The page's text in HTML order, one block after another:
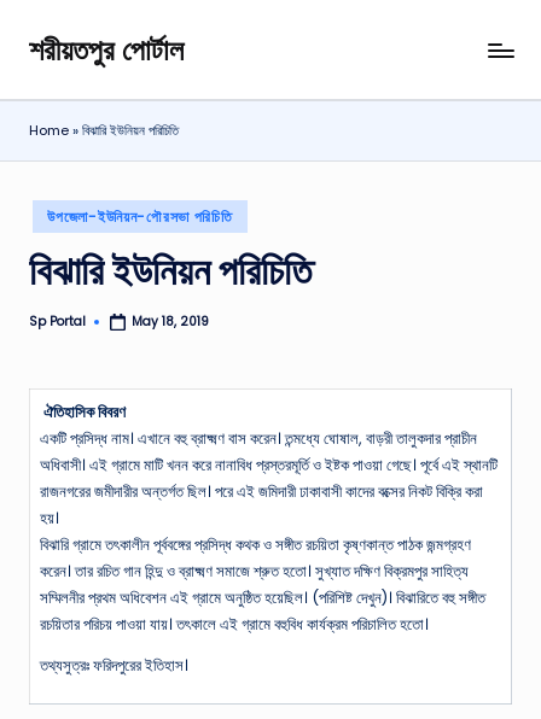
Skip
content
শরীয়তপুর পোর্টাল
শরীয়তপুর
জেলা
বিষয়ক
পোর্টাল
Home»বিঝারি ইউনিয়ন পরিচিতি
Posted
in
উপজেলা-ইউনিয়ন-পৌরসভা পরিচিতি
বিঝারি ইউনিয়ন পরিচিতি
Posted
Sp Portal May 18, 2019
ঐতিহাসিক বিবরণ
একটি প্রসিদ্ধ নাম। এখানে বহু ব্রাক্ষ্মণ বাস করেন। তন্মধ্যে ঘোষাল, বাড়রী তালুকদার প্রাচীন
অধিবাসী। এই গ্রামে মাটি খনন করে নানাবিধ প্রস্তরমূর্তি ও ইষ্টক পাওয়া গেছে। পূর্বে এই স্থানটি
রাজনগরের জমীদারীর অন্তর্গত ছিল। পরে এই জমিদারী ঢাকাবাসী কাদের বক্সের নিকট বিক্রি করা
হয়।
বিঝারি গ্রামে তৎকালীন পূর্ববঙ্গের প্রসিদ্ধ কথক ও সঙ্গীত রচয়িতা কৃষ্ণকান্ত পাঠক জন্মগ্রহণ
করেন। তার রচিত গান হিন্দু ও ব্রাক্ষ্মণ সমাজে শ্রুত হতো। সুখ্যাত দক্ষিণ বিক্রমপুর সাহিত্য
সম্মিলনীর প্রথম অধিবেশন এই গ্রামে অনুষ্ঠিত হয়েছিল। (পরিশিষ্ট দেখুন)। বিঝারিতে বহু সঙ্গীত
রচয়িতার পরিচয় পাওয়া যায়। তৎকালে এই গ্রামে বহুবিধ কার্যক্রম পরিচালিত হতো।
তথ্যসুত্রঃ ফরিদপুরের ইতিহাস।